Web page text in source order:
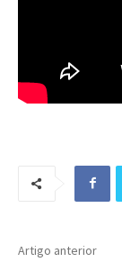
Artigo anterior